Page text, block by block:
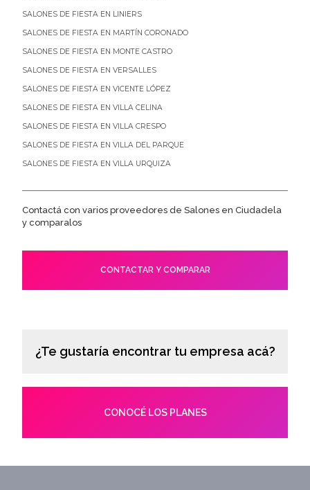
SALONES DE FIESTA EN LINIERS
SALONES DE FIESTA EN MARTÍN CORONADO
SALONES DE FIESTA EN MONTE CASTRO
SALONES DE FIESTA EN VERSALLES
SALONES DE FIESTA EN VICENTE LÓPEZ
SALONES DE FIESTA EN VILLA CELINA
SALONES DE FIESTA EN VILLA CRESPO
SALONES DE FIESTA EN VILLA DEL PARQUE
SALONES DE FIESTA EN VILLA URQUIZA
Contactá con varios proveedores de Salones en Ciudadela
y comparalos
CONTACTAR Y COMPARAR
¿Te gustaría encontrar tu empresa acá?
CONOCÉ LOS PLANES